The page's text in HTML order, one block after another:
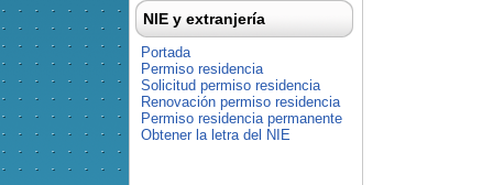
NIE y extranjería
Portada
Permiso residencia
Solicitud permiso residencia
Renovación permiso residencia
Permiso residencia permanente
Obtener la letra del NIE